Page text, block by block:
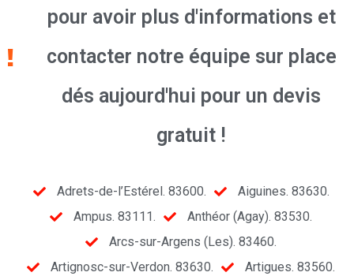
pour avoir plus d'informations et
contacter notre équipe sur place
dés aujourd'hui pour un devis
gratuit !
Adrets-de-l’Estérel. 83600.
Aiguines. 83630.
Ampus. 83111.
Anthéor (Agay). 83530.
Arcs-sur-Argens (Les). 83460.
Artignosc-sur-Verdon. 83630.
Artigues. 83560.